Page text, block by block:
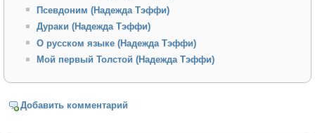
Псевдоним (Надежда Тэффи)
Дураки (Надежда Тэффи)
О русском языке (Надежда Тэффи)
Мой первый Толстой (Надежда Тэффи)
Добавить комментарий